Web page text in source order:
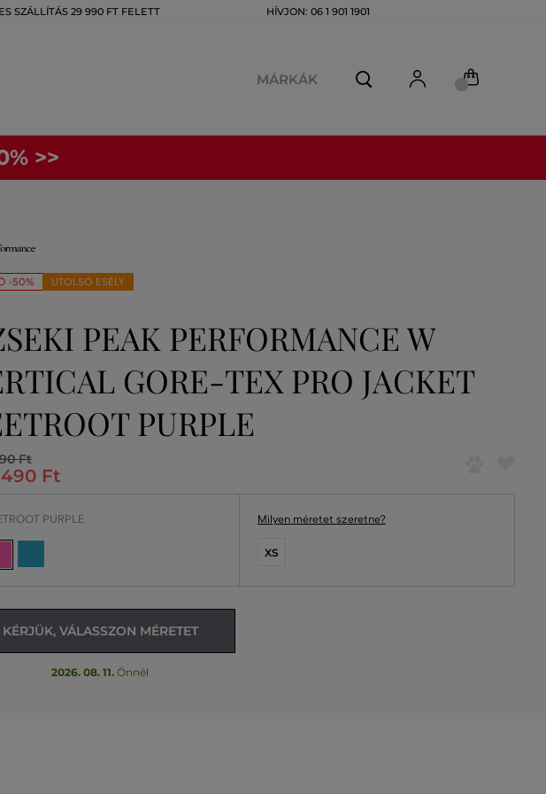
SZÁLLÍTÁS 29 990 FT FELETT HÍVJON: 06 1 901 1901
MÁRKÁK
>>
-50% UTOLSÓ ESÉLY
PEAK PERFORMANCE W
GORE-TEX PRO JACKET
PURPLE
Ft
Ft
PURPLE Milyen méretet szeretne?
XS
KÉRJÜK, VÁLASSZON MÉRETET
2026. 08. 11. Önnél